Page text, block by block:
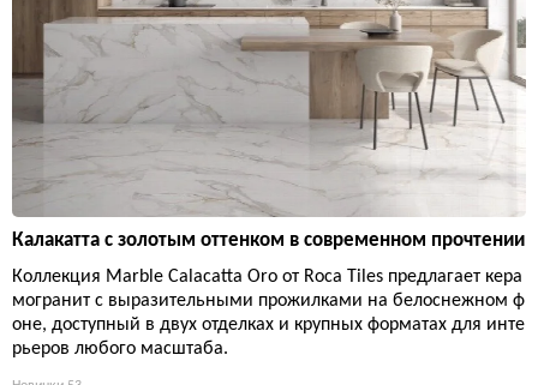
Калакатта с золотым оттенком в современном прочтении
Коллекция Marble Calacatta Oro от Roca Tiles предлагает кера
могранит с выразительными прожилками на белоснежном ф
оне, доступный в двух отделках и крупных форматах для инте
рьеров любого масштаба.